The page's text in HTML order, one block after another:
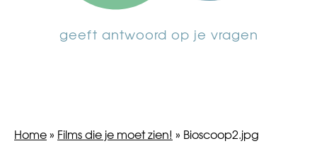
geeft antwoord op je vragen
Home» Films die je moet zien! » Bioscoop2.jpg